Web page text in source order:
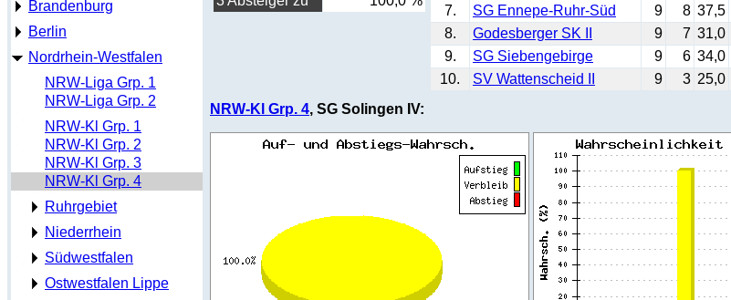
Brandenburg
Berlin
Nordrhein-Westfalen
NRW-Liga Grp. 1
NRW-Liga Grp. 2
NRW-Kl Grp. 1
NRW-Kl Grp. 2
NRW-Kl Grp. 3
NRW-Kl Grp. 4
Ruhrgebiet
Niederrhein
Südwestfalen
Ostwestfalen Lippe
7.
SG Ennepe-Ruhr-Süd 9 8 37,5
8.
Godesberger SK II 9 7 31,0
9.
SG Siebengebirge 9 6 34,0
10.
SV Wattenscheid II 9 3 25,0
NRW-Kl Grp. 4, SG Solingen IV: